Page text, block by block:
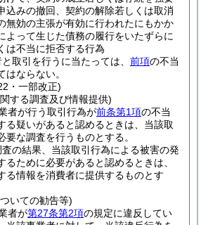
込みの撤回、契約の解除若しくは取消
無効の主張が有効に行われたにもかか
よって生じた債務の履行をいたずらに
は不当に拒否する行為
取引を行うに当たっては、 前項の不当
はならない。
・一部改正)
する調査及び情報提供)
者が行う取引行為が前条第1項の不当
る疑いがあると認めるときは、当該取
要な調査を行うものとする。
査の結果、当該取引行為による被害の発
るために必要があると認めるときは、
る情報を消費者に提供するものとす
いての勧告等)
者が第27条第2項の規定に違反してい